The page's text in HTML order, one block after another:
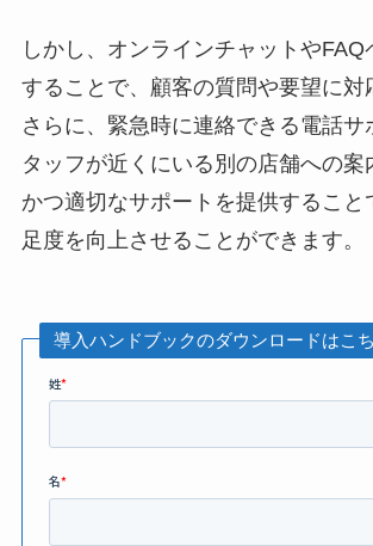
しかし、オンラインチャットやFAQ
することで、顧客の質問や要望に対
さらに、緊急時に連絡できる電話サ
タッフが近くにいる別の店舗への案
かつ適切なサポートを提供すること
足度を向上させることができます。
導入ハンドブックのダウンロードはこ